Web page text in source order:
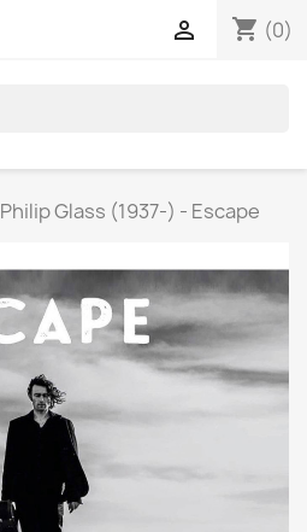
shopping_cart (0)

Philip Glass (1937-) - Escape